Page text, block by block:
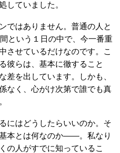
していました。
ではありません。普通の人と
という１日の中で、今一番重
させているだけなのです。こ
彼らは、基本に徹すること
差を出しています。しかも、
なく、心がけ次第で誰でも真
にはどうしたらいいのか。そ
本とは何なのか――。私なり
の人がすでに知っているこ